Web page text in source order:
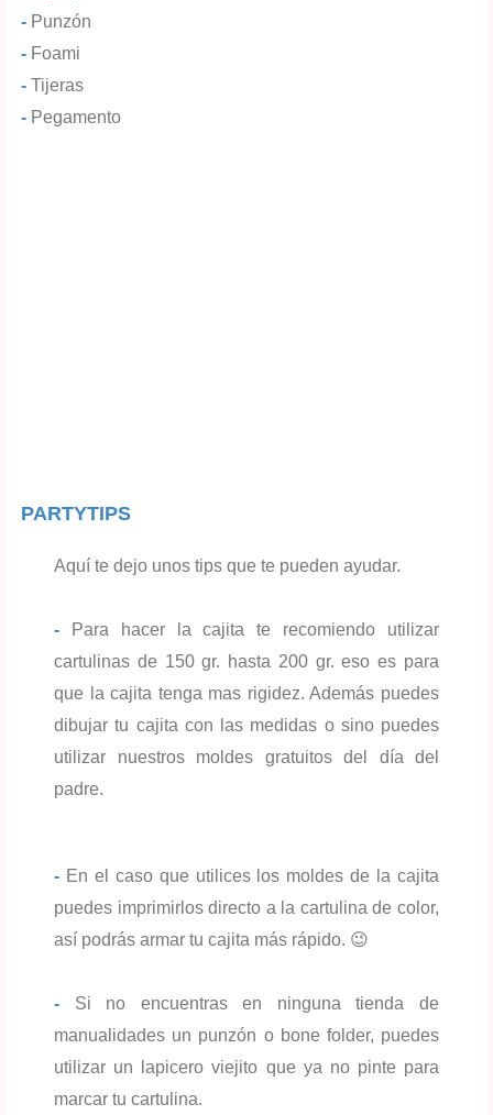
- Punzón
- Foami
- Tijeras
- Pegamento
PARTYTIPS
Aquí te dejo unos tips que te pueden ayudar.
- Para hacer la cajita te recomiendo utilizar
cartulinas de 150 gr. hasta 200 gr. eso es para
que la cajita tenga mas rigidez. Además puedes
dibujar tu cajita con las medidas o sino puedes
utilizar nuestros moldes gratuitos del día del
padre.
- En el caso que utilices los moldes de la cajita
puedes imprimirlos directo a la cartulina de color,
así podrás armar tu cajita más rápido. 😉
- Si no encuentras en ninguna tienda de
manualidades un punzón o bone folder, puedes
utilizar un lapicero viejito que ya no pinte para
marcar tu cartulina.